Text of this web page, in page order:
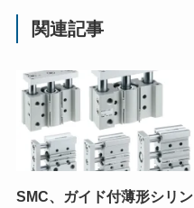
関連記事
SMC、ガイド付薄形シリン